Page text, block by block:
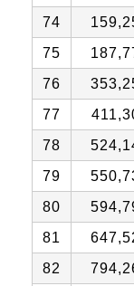
74
75
76
77
78
79
80
81
82